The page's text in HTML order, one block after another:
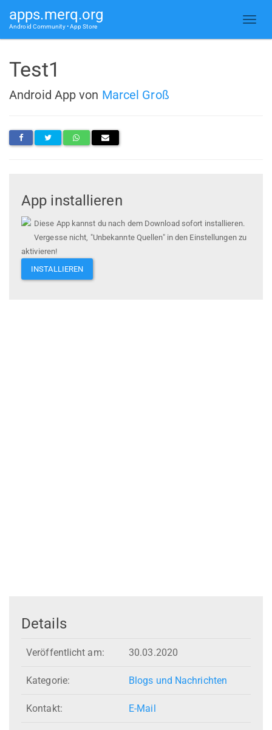
apps.merq.org
Android Community • App Store
Test1
Android App von Marcel Groß
App installieren
Diese App kannst du nach dem Download sofort installieren.
Vergesse nicht, "Unbekannte Quellen" in den Einstellungen zu
aktivieren!
INSTALLIEREN
Details
Veröffentlicht am: 30.03.2020
Kategorie: Blogs und Nachrichten
Kontakt: E-Mail